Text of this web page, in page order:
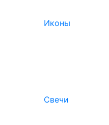
Иконы
Свечи